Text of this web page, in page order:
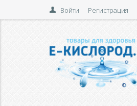
Войти Регистрация